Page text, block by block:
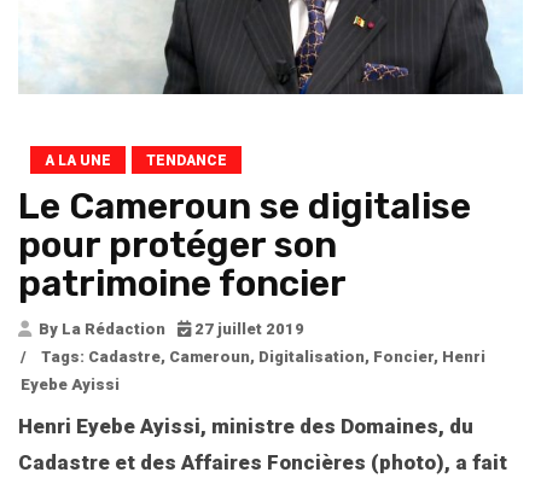
A LA UNE TENDANCE
Le Cameroun se digitalise
pour protéger son
patrimoine foncier
By La Rédaction
27 juillet 2019
/
Tags: Cadastre, Cameroun, Digitalisation, Foncier, Henri
Eyebe Ayissi
Henri Eyebe Ayissi, ministre des Domaines, du
Cadastre et des Affaires Foncières (photo), a fait